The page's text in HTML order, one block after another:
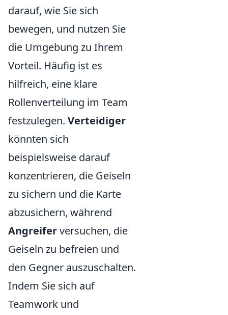
darauf, wie Sie sich
bewegen, und nutzen Sie
die Umgebung zu Ihrem
Vorteil. Häufig ist es
hilfreich, eine klare
Rollenverteilung im Team
festzulegen. Verteidiger
könnten sich
beispielsweise darauf
konzentrieren, die Geiseln
zu sichern und die Karte
abzusichern, während
Angreiferversuchen, die
Geiseln zu befreien und
den Gegner auszuschalten.
Indem Sie sich auf
Teamwork und